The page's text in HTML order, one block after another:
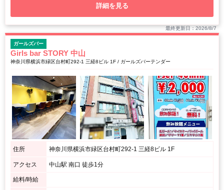
詳細を見る
最終更新日：2026/8/7
ガールズバー
Girls bar STORY 中山
神奈川県横浜市緑区台村町292-1 三経8ビル 1F / ガールズバーテンダー
住所 神奈川県横浜市緑区台村町292-1 三経8ビル 1F
アクセス 中山駅 南口 徒歩1分
給料/時給